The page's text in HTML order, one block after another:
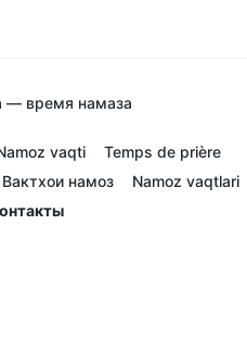
— время намаза
vaqti
Temps de prière
Вактхои намоз
Namoz vaqtlari